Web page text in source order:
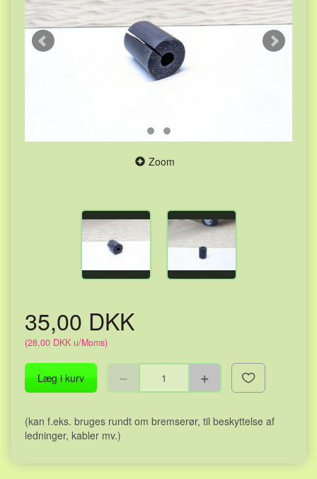
Zoom
35,00 DKK
(28,00 DKK u/Moms)
Læg i kurv
(kan f.eks. bruges rundt om bremserør, til beskyttelse af
ledninger, kabler mv.)